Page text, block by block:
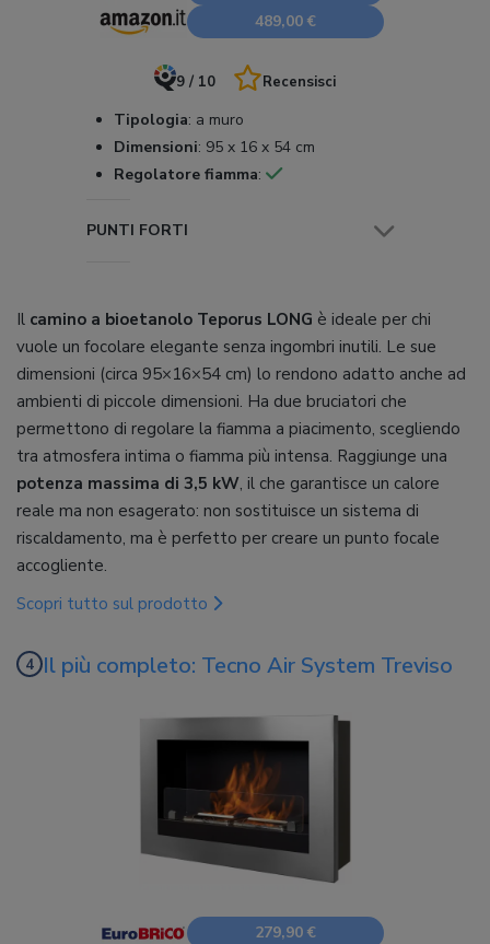
489,00 €
9 / 10 Recensisci
Tipologia: a muro
Dimensioni: 95 x 16 x 54 cm
Regolatore fiamma:
PUNTI FORTI
Il camino a bioetanolo Teporus LONG è ideale per chi
vuole un focolare elegante senza ingombri inutili. Le sue
dimensioni (circa 95×16×54 cm) lo rendono adatto anche ad
ambienti di piccole dimensioni. Ha due bruciatori che
permettono di regolare la fiamma a piacimento, scegliendo
tra atmosfera intima o fiamma più intensa. Raggiunge una
potenza massima di 3,5 kW, il che garantisce un calore
reale ma non esagerato: non sostituisce un sistema di
riscaldamento, ma è perfetto per creare un punto focale
accogliente.
Scopri tutto sul prodotto
Il più completo: Tecno Air System Treviso
279,90 €